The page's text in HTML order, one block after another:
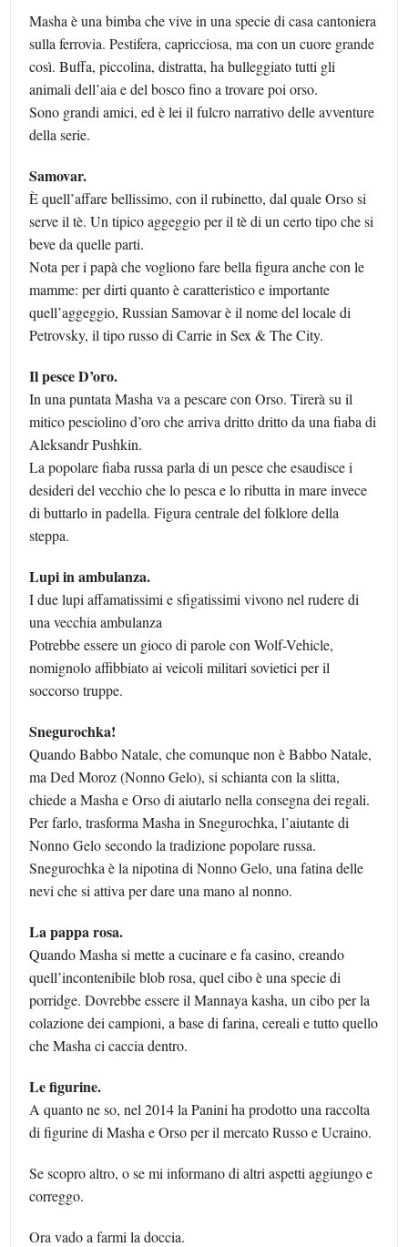
Masha è una bimba che vive in una specie di casa cantoniera
sulla ferrovia. Pestifera, capricciosa, ma con un cuore grande
così. Buffa, piccolina, distratta, ha bulleggiato tutti gli
animali dell’aia e del bosco fino a trovare poi orso.
Sono grandi amici, ed è lei il fulcro narrativo delle avventure
della serie.
Samovar.
È quell’affare bellissimo, con il rubinetto, dal quale Orso si
serve il tè. Un tipico aggeggio per il tè di un certo tipo che si
beve da quelle parti.
Nota per i papà che vogliono fare bella figura anche con le
mamme: per dirti quanto è caratteristico e importante
quell’aggeggio, Russian Samovar è il nome del locale di
Petrovsky, il tipo russo di Carrie in Sex & The City.
Il pesce D’oro.
In una puntata Masha va a pescare con Orso. Tirerà su il
mitico pesciolino d’oro che arriva dritto dritto da una fiaba di
Aleksandr Pushkin.
La popolare fiaba russa parla di un pesce che esaudisce i
desideri del vecchio che lo pesca e lo ributta in mare invece
di buttarlo in padella. Figura centrale del folklore della
steppa.
Lupi in ambulanza.
I due lupi affamatissimi e sfigatissimi vivono nel rudere di
una vecchia ambulanza
Potrebbe essere un gioco di parole con Wolf-Vehicle,
nomignolo affibbiato ai veicoli militari sovietici per il
soccorso truppe.
Snegurochka!
Quando Babbo Natale, che comunque non è Babbo Natale,
ma Ded Moroz (Nonno Gelo), si schianta con la slitta,
chiede a Masha e Orso di aiutarlo nella consegna dei regali.
Per farlo, trasforma Masha in Snegurochka, l’aiutante di
Nonno Gelo secondo la tradizione popolare russa.
Snegurochka è la nipotina di Nonno Gelo, una fatina delle
nevi che si attiva per dare una mano al nonno.
La pappa rosa.
Quando Masha si mette a cucinare e fa casino, creando
quell’incontenibile blob rosa, quel cibo è una specie di
porridge. Dovrebbe essere il Mannaya kasha, un cibo per la
colazione dei campioni, a base di farina, cereali e tutto quello
che Masha ci caccia dentro.
Le figurine.
A quanto ne so, nel 2014 la Panini ha prodotto una raccolta
di figurine di Masha e Orso per il mercato Russo e Ucraino.
Se scopro altro, o se mi informano di altri aspetti aggiungo e
correggo.
Ora vado a farmi la doccia.